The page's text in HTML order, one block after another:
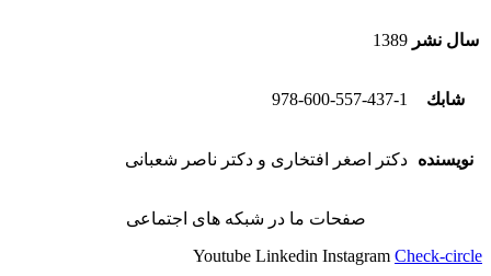
سال نشر 1389
شابك 978-600-557-437-1
نویسنده دکتر اصغر افتخاری و دکتر ناصر شعبانی
صفحات ما در شبکه های اجتماعی
Youtube Linkedin Instagram Check-circle